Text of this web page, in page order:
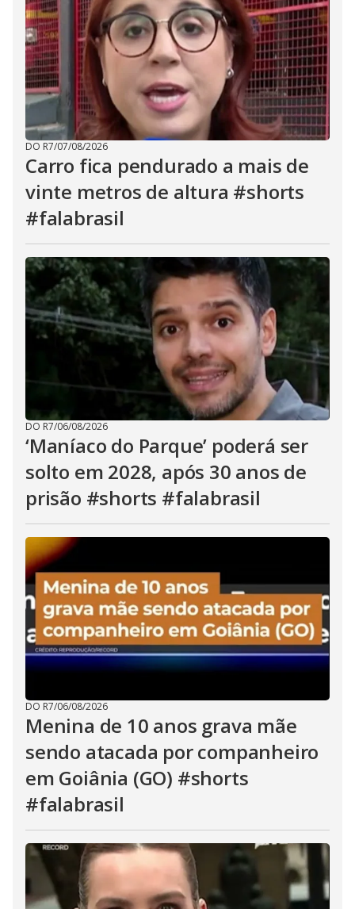
DO R7/07/08/2026
Carro fica pendurado a mais de
vinte metros de altura #shorts
#falabrasil
DO R7/06/08/2026
‘Maníaco do Parque’ poderá ser
solto em 2028, após 30 anos de
prisão #shorts #falabrasil
DO R7/06/08/2026
Menina de 10 anos grava mãe
sendo atacada por companheiro
em Goiânia (GO) #shorts
#falabrasil